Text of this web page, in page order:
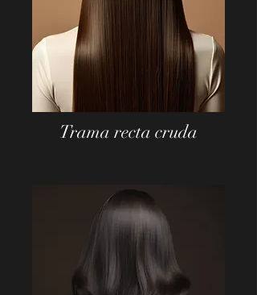
Trama recta cruda